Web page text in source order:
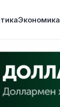
Экономика